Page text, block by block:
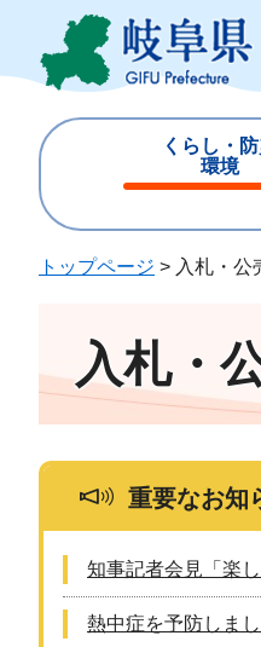
ジ
ュ
くらし・防
環境
じ
トップページ > 入札・公
入札・
重要なお知
知事記者会見「楽
熱中症を予防しまし